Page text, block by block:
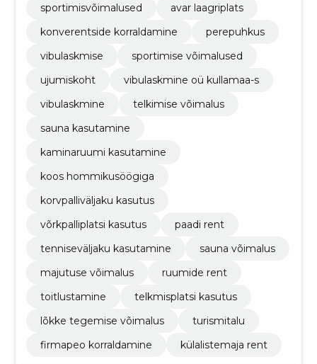
sportimisvõimalused
avar laagriplats
konverentside korraldamine
perepuhkus
vibulaskmise
sportimise võimalused
ujumiskoht
vibulaskmine oü kullamaa-s
vibulaskmine
telkimise võimalus
sauna kasutamine
kaminaruumi kasutamine
koos hommikusöögiga
korvpalliväljaku kasutus
võrkpalliplatsi kasutus
paadi rent
tenniseväljaku kasutamine
sauna võimalus
majutuse võimalus
ruumide rent
toitlustamine
telkmisplatsi kasutus
lõkke tegemise võimalus
turismitalu
firmapeo korraldamine
külalistemaja rent